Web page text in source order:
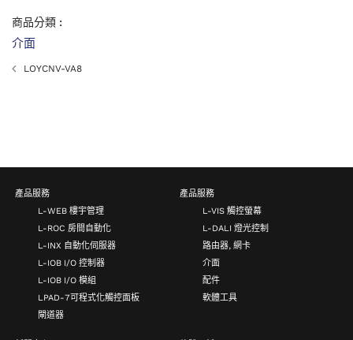
商品分類 :
介面
LOYCNV-VA8
產品服務
L-WEB 樓宇管理
L-ROC 房間自動化
L-INX 自動化伺服器
L-IOB I/O 控制器
L-IOB I/O 模組
LPAD-7可程式化觸控面板
閘道器
產品服務
L-VIS 觸控螢幕
L-DALI 燈光控制
路由器, 網卡
介面
配件
軟體工具